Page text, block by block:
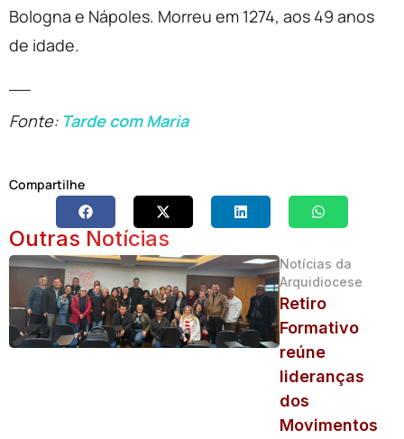
Bologna e Nápoles. Morreu em 1274, aos 49 anos
de idade.
Fonte: Tarde com Maria
Compartilhe
Outras Notícias
Notícias da
Arquidiocese
Retiro
Formativo
reúne
lideranças
dos
Movimentos